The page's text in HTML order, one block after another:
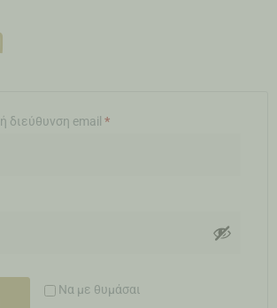
διεύθυνση email *
Να με θυμάσαι